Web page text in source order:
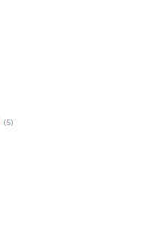
(5)